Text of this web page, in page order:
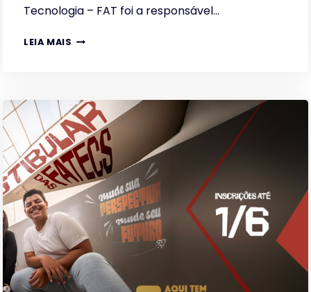
Tecnologia – FAT foi a responsável…
LEIA MAIS VESTIBULAR
DOS
MAIORES
VESTIBULARES
PÚBLICOS
DE
TECNOLOGIA
DO
PAÍS